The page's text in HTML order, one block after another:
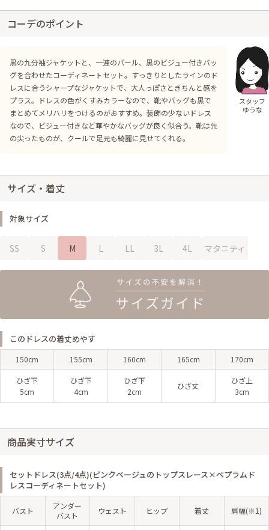
コーデのポイント
黒の九分袖ジャケットと、一連のパール、黒のビジュー付きバッ
グを合わせたコーディネートセット。すっきりとしたラインのド
レスに合うシャープなジャケットで、大人っぽさときちんと感を
プラス。ドレスの色がくすみカラーなので、靴やバッグも黒で
まとめてメリハリをつけるのがおすすめ。装飾の少ないドレス
なので、ビジュー付きなど華やかなバッグが良く似合う。靴は先
の尖ったものが、クールで足元も綺麗に見せてくれる。
スタッフ
ゆうな
サイズ・着丈
対象サイズ
SS S M L LL 3L 4L マタニティ
このドレスの着丈めやす
150cm 155cm 160cm 165cm 170cm
ひざ下
5cm
ひざ下
4cm
ひざ下
2cm
ひざ丈
ひざ上
3cm
商品実寸サイズ
セットドレス(3点/4点)(ピンクベージュのトップスレース×ペプラムド
レスコーディネートセット)
バスト
アンダー
バスト
ウェスト ヒップ 着丈 肩幅(※1)